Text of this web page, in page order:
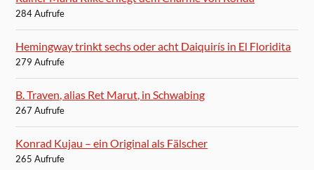
284 Aufrufe
Hemingway trinkt sechs oder acht Daiquirís in El Floridita
279 Aufrufe
B. Traven, alias Ret Marut, in Schwabing
267 Aufrufe
Konrad Kujau – ein Original als Fälscher
265 Aufrufe